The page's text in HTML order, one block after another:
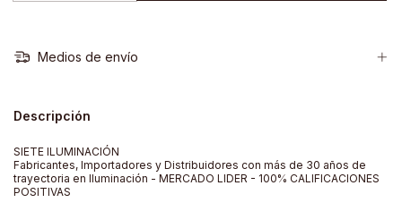
Medios de envío
Descripción
SIETE ILUMINACIÓN
Fabricantes, Importadores y Distribuidores con más de 30 años de
trayectoria en Iluminación - MERCADO LIDER - 100% CALIFICACIONES
POSITIVAS